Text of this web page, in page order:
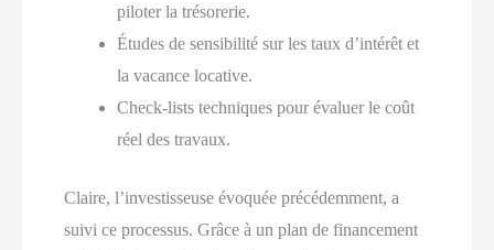
piloter la trésorerie.
Études de sensibilité sur les taux d’intérêt et
la vacance locative.
Check-lists techniques pour évaluer le coût
réel des travaux.
Claire, l’investisseuse évoquée précédemment, a
suivi ce processus. Grâce à un plan de financement